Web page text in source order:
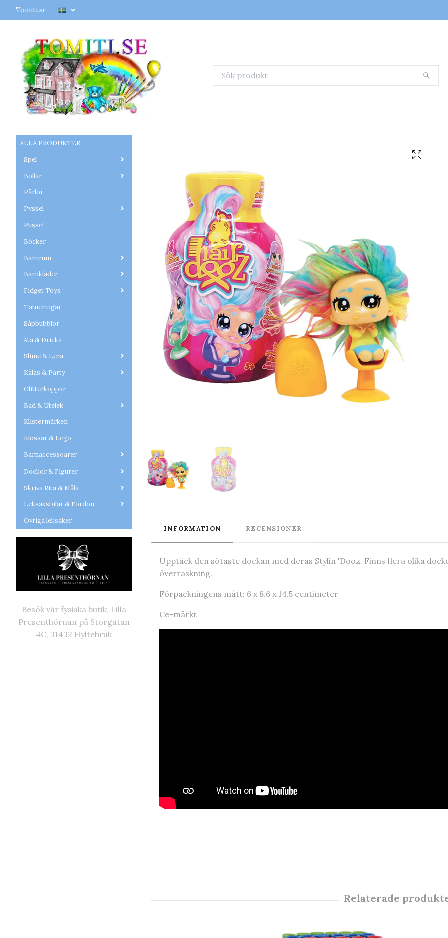
Tomiti.se
ALLA PRODUKTER
Spel
Bollar
Pärlor
Pyssel
Pussel
Böcker
Barnrum
Barnkläder
Fidget Toys
Tatueringar
Såpbubblor
Äta & Dricka
Slime & Lera
Kalas & Party
Glitterkoppar
Bad & Utelek
Klistermärken
Klossar & Lego
Barnaccessoarer
Dockor & Figurer
Skriva Rita & Måla
Leksaksbilar & Fordon
Övriga leksaker
Besök vår fysiska butik, Lilla
Presenthörnan på Storgatan
4C, 31432 Hyltebruk
INFORMATION RECENSIONER
Upptäck den sötaste dockan med deras Stylin 'Dooz. Finns flera olika
överraskning.
Förpackningens mått: 6 x 8.6 x 14.5 centimeter
Ce-märkt